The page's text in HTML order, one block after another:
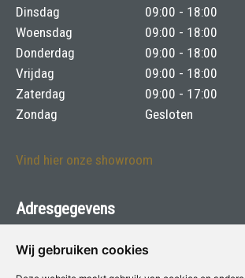
Wij gebruiken cookies
Dinsdag
09:00 - 18:00
Woensdag
09:00 - 18:00
Donderdag
09:00 - 18:00
Vrijdag
09:00 - 18:00
Zaterdag
09:00 - 17:00
Zondag
Gesloten
Vind hier onze showroom
Adresgegevens
Philips voor Verf & Wonen